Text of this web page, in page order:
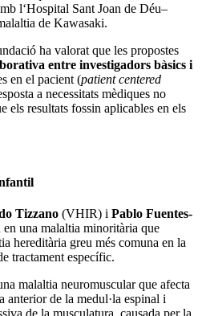
l‘Hospital Sant Joan de Déu–
de Kawasaki.
ha valorat que les propostes
entre investigadors bàsics i
en el pacient (patient centered
a necessitats mèdiques no
els resultats fossin aplicables en els
Tizzano (VHIR) i Pablo Fuentes-
una malaltia minoritària que
hereditària greu més comuna en la
tractament específic.
malaltia neuromuscular que afecta
anterior de la medul·la espinal i
de la musculatura, causada per la